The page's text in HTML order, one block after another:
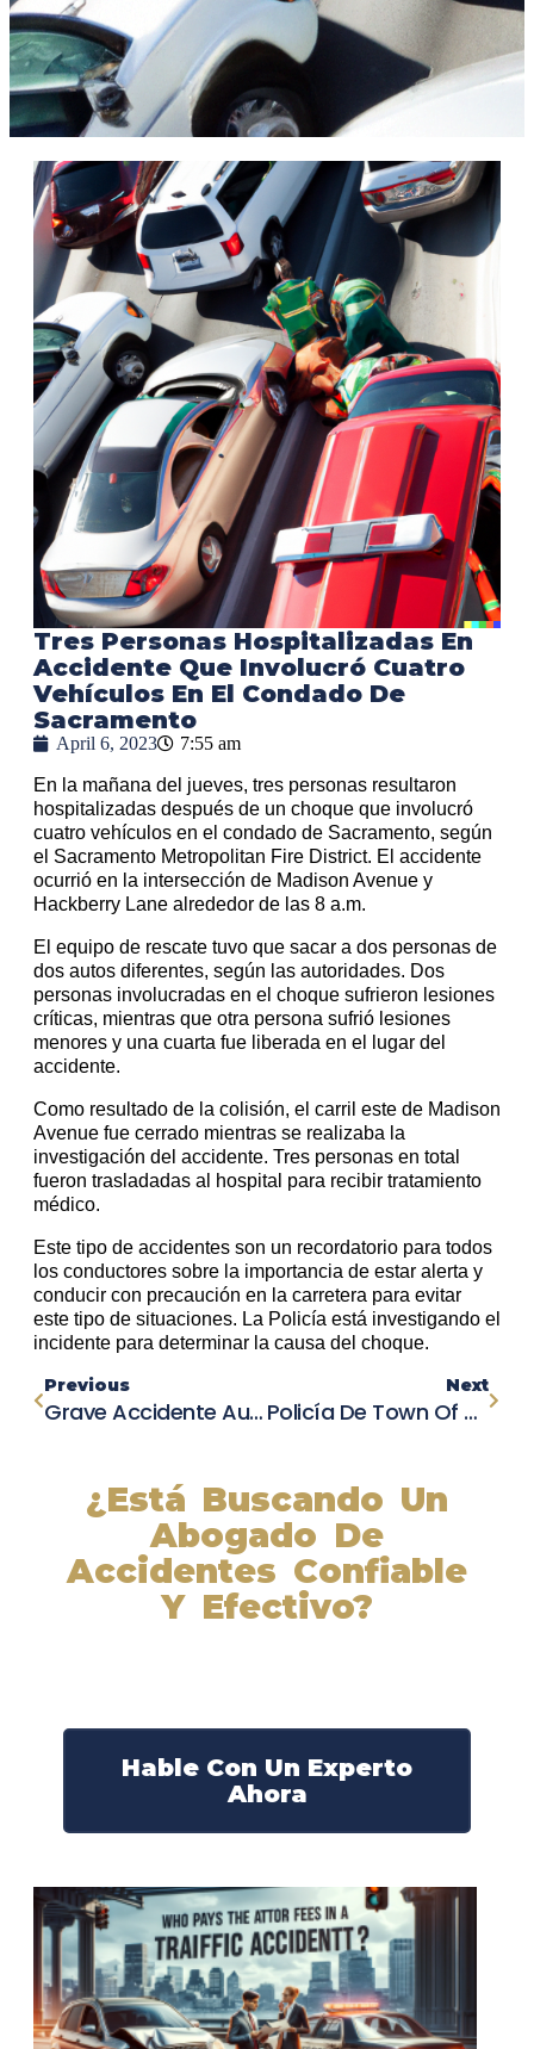
Tres Personas Hospitalizadas En
Accidente Que Involucró Cuatro
Vehículos En El Condado De
Sacramento
April 6, 2023 7:55 am
En la mañana del jueves, tres personas resultaron
hospitalizadas después de un choque que involucró
cuatro vehículos en el condado de Sacramento, según
el Sacramento Metropolitan Fire District. El accidente
ocurrió en la intersección de Madison Avenue y
Hackberry Lane alrededor de las 8 a.m.
El equipo de rescate tuvo que sacar a dos personas de
dos autos diferentes, según las autoridades. Dos
personas involucradas en el choque sufrieron lesiones
críticas, mientras que otra persona sufrió lesiones
menores y una cuarta fue liberada en el lugar del
accidente.
Como resultado de la colisión, el carril este de Madison
Avenue fue cerrado mientras se realizaba la
investigación del accidente. Tres personas en total
fueron trasladadas al hospital para recibir tratamiento
médico.
Este tipo de accidentes son un recordatorio para todos
los conductores sobre la importancia de estar alerta y
conducir con precaución en la carretera para evitar
este tipo de situaciones. La Policía está investigando el
incidente para determinar la causa del choque.
Previous
Grave Accidente Automovilístico En Lathrop Cobra Una Vida
Next
Policía De Town Of Hamburg Investiga Accidente Fatal En Zona Residencial
¿Está Buscando Un
Abogado De
Accidentes Confiable
Y Efectivo?
Hable Con Un Experto
Ahora